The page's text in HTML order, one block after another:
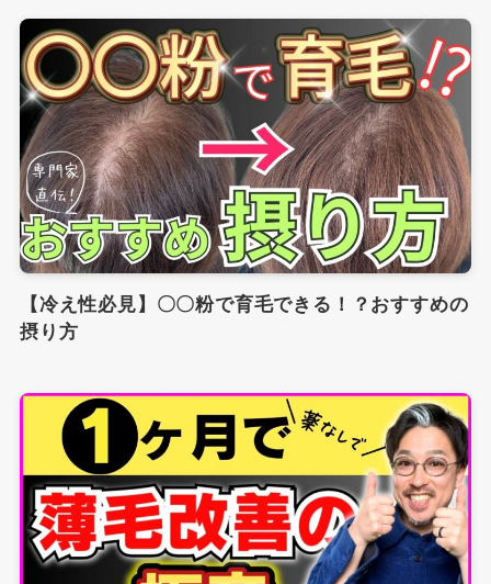
【冷え性必見】〇〇粉で育毛できる！？おすすめの
摂り方